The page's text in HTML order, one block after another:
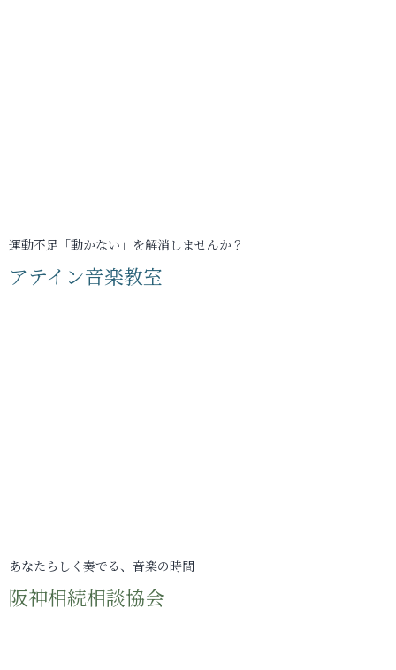
運動不足「動かない」を解消しませんか？
アテイン音楽教室
あなたらしく奏でる、音楽の時間
阪神相続相談協会